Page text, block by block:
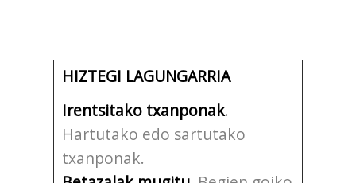
HIZTEGI LAGUNGARRIA
Irentsitako txanponak.
Hartutako edo sartutako
txanponak.